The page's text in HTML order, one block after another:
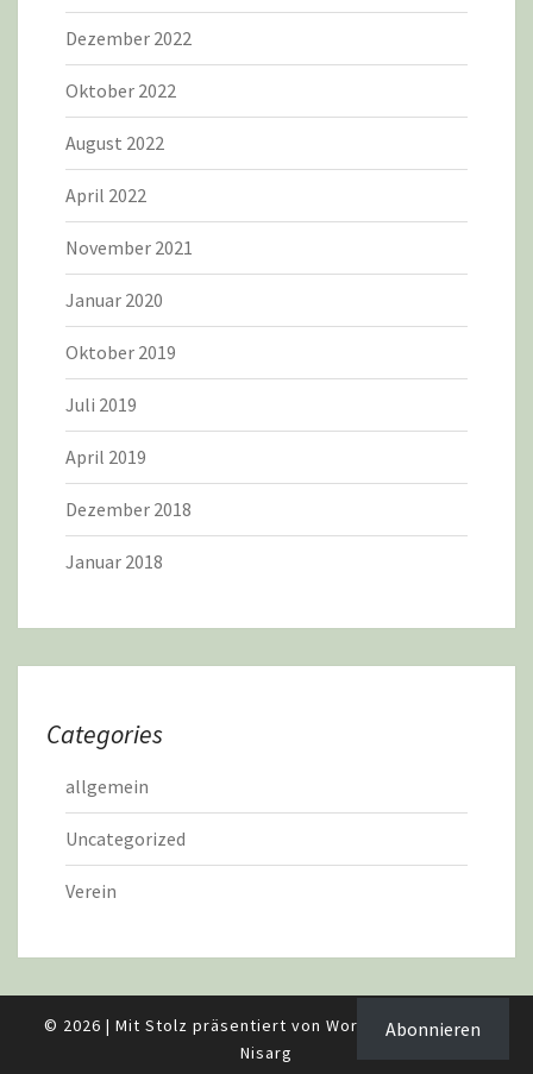
Dezember 2022
Oktober 2022
August 2022
April 2022
November 2021
Januar 2020
Oktober 2019
Juli 2019
April 2019
Dezember 2018
Januar 2018
Categories
allgemein
Uncategorized
Verein
© 2026 | Mit Stolz präsentiert von WordPress |Theme:
Nisarg
Abonnieren